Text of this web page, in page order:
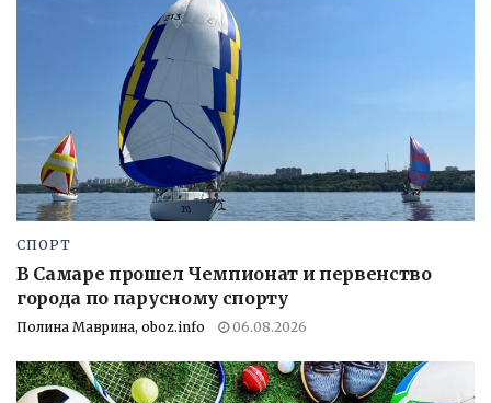
СПОРТ
В Самаре прошел Чемпионат и первенство
города по парусному спорту
Полина Маврина, oboz.info 06.08.2026